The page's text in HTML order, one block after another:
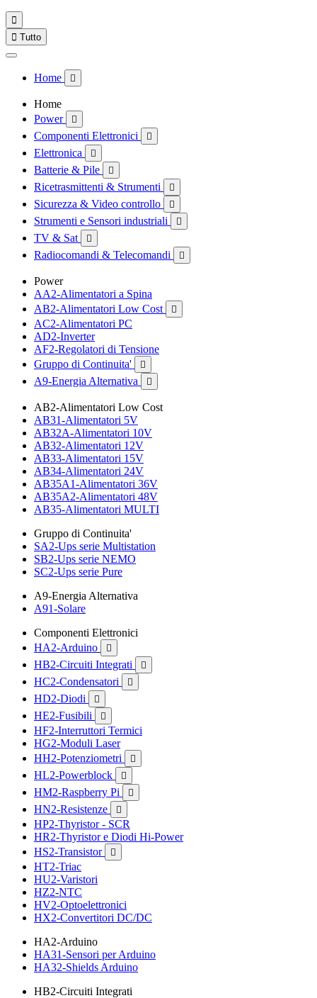

 Tutto
Home 
Home
Power

Componenti Elettronici 
Elettronica 
Batterie & Pile 
Ricetrasmittenti & Strumenti 
Sicurezza & Video controllo 
Strumenti e Sensori industriali 
TV & Sat 
Radiocomandi & Telecomandi 
Power
AA2-Alimentatori a Spina
AB2-Alimentatori Low Cost

AC2-Alimentatori PC
AD2-Inverter
AF2-Regolatori di Tensione
Gruppo di Continuita'

A9-Energia Alternativa 
AB2-Alimentatori Low Cost
AB31-Alimentatori 5V
AB32A-Alimentatori 10V
AB32-Alimentatori 12V
AB33-Alimentatori 15V
AB34-Alimentatori 24V
AB35A1-Alimentatori 36V
AB35A2-Alimentatori 48V
AB35-Alimentatori MULTI
Gruppo di Continuita'
SA2-Ups serie Multistation
SB2-Ups serie NEMO
SC2-Ups serie Pure
A9-Energia Alternativa
A91-Solare
Componenti Elettronici
HA2-Arduino

HB2-Circuiti Integrati 
HC2-Condensatori 
HD2-Diodi 
HE2-Fusibili 
HF2-Interruttori Termici
HG2-Moduli Laser
HH2-Potenziometri

HL2-Powerblock 
HM2-Raspberry Pi 
HN2-Resistenze 
HP2-Thyristor - SCR
HR2-Thyristor e Diodi Hi-Power
HS2-Transistor

HT2-Triac
HU2-Varistori
HZ2-NTC
HV2-Optoelettronici
HX2-Convertitori DC/DC
HA2-Arduino
HA31-Sensori per Arduino
HA32-Shields Arduino
HB2-Circuiti Integrati